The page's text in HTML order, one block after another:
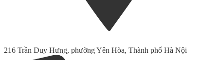
216 Trần Duy Hưng, phường Yên Hòa, Thành phố Hà Nội